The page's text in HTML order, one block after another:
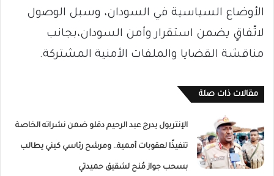
الأوضاع السياسية في السودان، وسبل الوصول
لاتّفاقٍ يضمن استقرار وأمن السودان،بجانب
مناقشة القضايا والملفات الأمنية المشتركة.
مقالات ذات صلة
الإنتربول يدرج عبد الرحيم دقلو ضمن نشراته الخاصة
تنفيذًا لعقوبات أممية.. ومرشح رئاسي كيني يطالب
بسحب جواز مُنح لشقيق حميدتي